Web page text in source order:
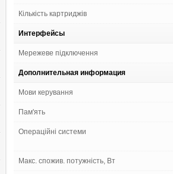
Кількість картриджів
Интерфейсы
Мережеве підключення
Дополнительная информация
Мови керування
Пам'ять
Операційні системи
Макс. спожив. потужність, Вт